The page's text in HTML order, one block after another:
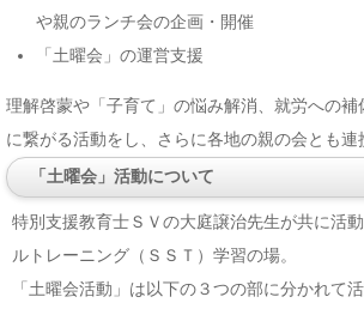
や親のランチ会の企画・開催
「土曜会」の運営支援
理解啓蒙や「子育て」の悩み解消、就労への
に繋がる活動をし、さらに各地の親の会とも連
「土曜会」活動について
特別支援教育士ＳＶの大庭譲治先生が共に活
ルトレーニング（ＳＳＴ）学習の場。
「土曜会活動」は以下の３つの部に分かれて